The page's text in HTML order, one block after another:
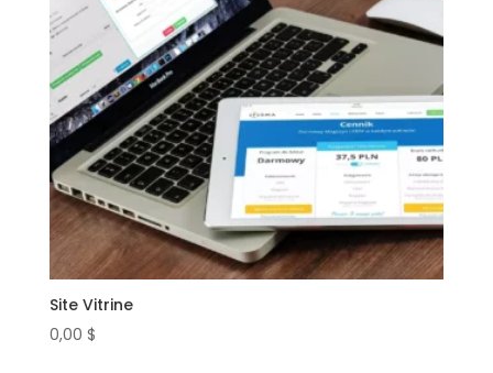
Site Vitrine
0,00 $